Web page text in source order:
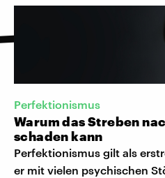
Perfektionismus
Warum das Streben
schaden kann
Perfektionismus gilt als
er mit vielen psychischen